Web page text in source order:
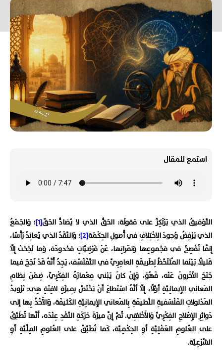
استمع للمقال
التَّوْفيقُ الذي يَرْتَكِزُ على مَقولَة: الحَقُّ الذي لا يُضادُّ الحَقّ[1] ؛ وَالجَمْعُ
الذي يَرْفِضُ وُجودَ الِاخْتِلافِ في أُصولِ الحِكْمَة[2] ؛ وَالنَّقْدُ الذي يُعانِدُ رَأْسًا،
إِنَّما تُفْصِحُ في مَجْموعِها وَثَمَراتِها، عَنْ فَرْضِيّاتٍ مَحْدودَة، وَما نَجَحَتْ إِلّا
قَليلًا. بَيْنَما المُتَلَحِّظُ لِطَريقَةِ العامِرِيِّ في التَّفَلْسُف، يَجِدُ أَنَّهُ قَدْ نَجَحَ فيما
جَنَحَ الآخَرونَ عَنْه، فَهُوَ، وَإِنْ كانَ يَبْني مِعْمارَهُ الفِكْرِيّ، ضِمْنَ نِظامِ
المَعاني الإِيمانِيَّةِ أَوَّلًا، إِلّا أَنَّهُ اسْتَطاعَ أَنْ يَخْتَصَّ بِميزَةٍ لافِتَةٍ هِي: تَزْويدُ
المَدْلولاتِ الفَلْسَفيةِ اللَّطيفَةِ بِالمَعاني الإِيمانِيَّةِ الكَثيفَة، وَالأَخْذُ بِها إلى
دَوائِرِ الإِصْلاحِ الفِكْرِيِّ وَالأَخْلاقِي. ثُمَّ إِنَّ ميزَةَ حَرَكَةِ النَّقْدِ عِنْدَه، أَنَّها تُطَبَّقُ
على العُلومِ العَقْلِيَّةِ أَوِ الحِكْمِيَّة، كَما تُطَبَّقُ على العُلومِ المِلِّيَّةِ أَوِ
الشَّرْعِيَّة.